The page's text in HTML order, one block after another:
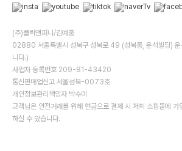
(주)클릭앤퍼니/김예중
02880 서울특별시 성북구 성북로 49 (성북동, 운석빌딩) 운
니다.)
사업자 등록번호 209-81-43420
통신판매업신고 서울성북-0073호
개인정보관리책임자 박수미
고객님은 안전거래를 위해 현금으로 결제 시 저희 소핑몰에 가
하실 수 있습니다.